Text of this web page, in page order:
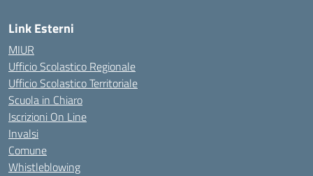
Link Esterni
MIUR
Ufficio Scolastico Regionale
Ufficio Scolastico Territoriale
Scuola in Chiaro
Iscrizioni On Line
Invalsi
Comune
Whistleblowing